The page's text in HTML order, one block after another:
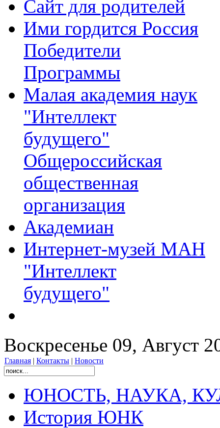
Сайт для родителей
Ими гордится Россия
Победители
Программы
Малая академия наук
"Интеллект
будущего"
Общероссийская
общественная
организация
Академиан
Интернет-музей МАН
"Интеллект
будущего"
Воскресенье 09, Август
Главная | Контакты | Новости
ЮНОСТЬ, НАУКА,
История ЮНК